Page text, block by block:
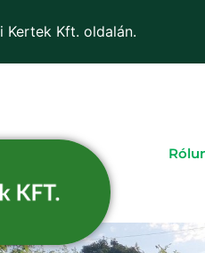
Kertek Kft. oldalán.